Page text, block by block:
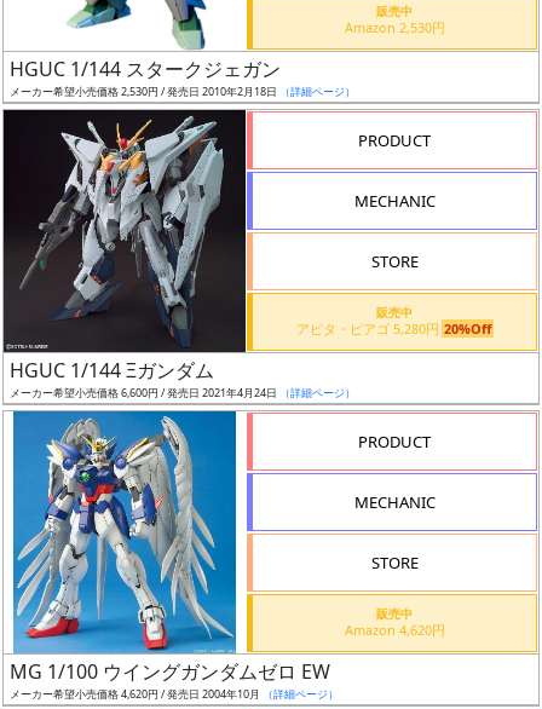
割
引
舗
た
店
舗
が
最
安
販売中
Amazon 2,530円
HGUC 1/144 スタークジェガン
メーカー希望小売価格 2,530円 / 発売日 2010年2月18日 （詳細ページ）
PRODUCT
MECHANIC
STORE
販売中
アピタ・ピアゴ 5,280円 20%Off
HGUC 1/144 Ξガンダム
メーカー希望小売価格 6,600円 / 発売日 2021年4月24日 （詳細ページ）
PRODUCT
MECHANIC
STORE
販売中
Amazon 4,620円
MG 1/100 ウイングガンダムゼロ EW
メーカー希望小売価格 4,620円 / 発売日 2004年10月 （詳細ページ）